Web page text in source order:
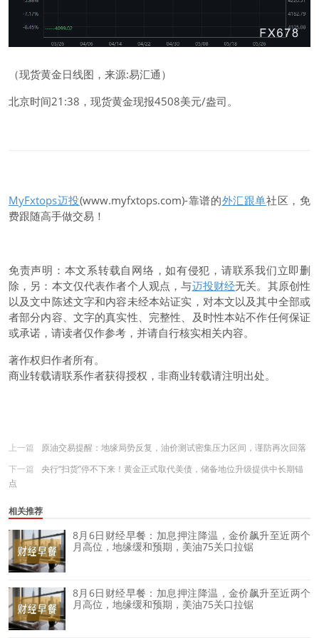
（现货黄金日线图，来源:易汇通）
北京时间21:38， 现货黄金现报4508美元/盎司。
MyFxtops迈投(www.myfxtops.com)-靠谱的外汇跟单社区，免
费跟随高手做交易！
免责声明：本文系转载自网络，如有侵犯，请联系我们立即删
除，另：本文仅代表作者个人观点，与迈投财经无关。其原创性
以及文中陈述文字和内容未经本站证实，对本文以及其中全部或
者部分内容、文字的真实性、完整性、及时性本站不作任何保证
或承诺，请读者仅作参考，并请自行核实相关内容。
著作权归作者所有。
商业转载请联系作者获得授权，非商业转载请注明出处。
上一篇
原油交易提醒：地缘局势反复，油价测试密集压力区间，谨防再次回落
下一篇
央行“扫货”停不下来！黄金正式取代美债，储备地位升级提供中长期锚
点
相关推荐
8月6日财经早餐：加息押注降温，金价飙升至近两个
月高位，地缘缓和预期，美油75关口拉锯
8月6日财经早餐：加息押注降温，金价飙升至近两个
月高位，地缘缓和预期，美油75关口拉锯